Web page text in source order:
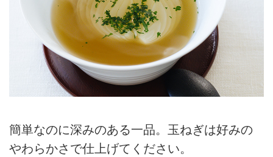
簡単なのに深みのある一品。玉ねぎは好みの
やわらかさで仕上げてください。